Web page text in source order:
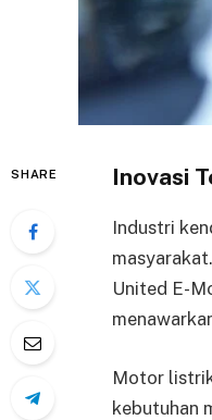
SHARE Inovasi
Industri
United E-
Motor
kebutuhan